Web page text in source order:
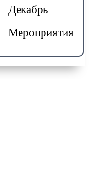
Декабрь
Мероприятия